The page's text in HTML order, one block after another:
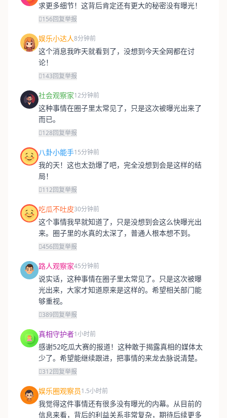
求更多细节！这背后肯定还有更大的秘密没有曝光！
156回复举报
娱乐小达人8分钟前
这个消息我昨天就看到了，没想到今天全网都在讨
论！
143回复举报
社会观察家12分钟前
这种事情在圈子里太常见了，只是这次被曝光出来了
而已。
128回复举报
八卦小能手15分钟前
我的天！这也太劲爆了吧，完全没想到会是这样的结
局！
112回复举报
吃瓜不吐皮30分钟前
这个事情我早就知道了，只是没想到会这么快曝光出
来。圈子里的水真的太深了，普通人根本想不到。
456回复举报
路人观察家45分钟前
说实话，这种事情在圈子里太常见了。只是这次被曝
光出来，大家才知道原来是这样的。希望相关部门能
够重视。
389回复举报
真相守护者1小时前
感谢52吃瓜大赛的报道！这种敢于揭露真相的媒体太
少了。希望能继续跟进，把事情的来龙去脉说清楚。
312回复举报
娱乐圈观察员1.5小时前
我觉得这件事情还有很多没有曝光的内幕。从目前的
信息来看，背后的利益关系非常复杂，期待后续更多